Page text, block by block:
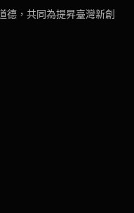
德，共同為提昇臺灣新創